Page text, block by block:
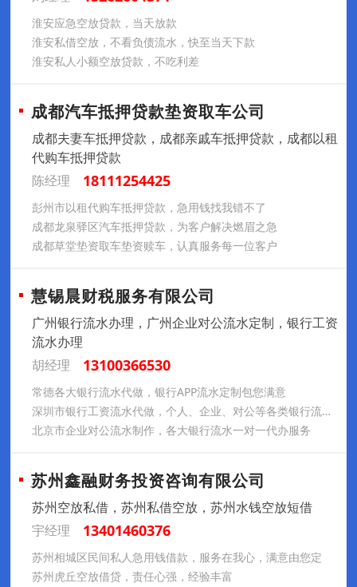
淮安应急空放贷款，当天放款
淮安私借空放，不看负债流水，快至当天下款
淮安私人小额空放贷款，不吃利差
成都汽车抵押贷款垫资取车公司
成都夫妻车抵押贷款，成都亲戚车抵押贷款，成都以租
代购车抵押贷款
陈经理
18111254425
彭州市以租代购车抵押贷款，急用钱找我错不了
成都龙泉驿区汽车抵押贷款，为客户解决燃眉之急
成都草堂垫资取车垫资赎车，认真服务每一位客户
慧锡晨财税服务有限公司
广州银行流水办理，广州企业对公流水定制，银行工资
流水办理
胡经理
13100366530
常德各大银行流水代做，银行APP流水定制包您满意
深圳市银行工资流水代做，个人、企业、对公等各类银行流水定制
北京市企业对公流水制作，各大银行流水一对一代办服务
苏州鑫融财务投资咨询有限公司
苏州空放私借，苏州私借空放，苏州水钱空放短借
宇经理
13401460376
苏州相城区民间私人急用钱借款，服务在我心，满意由您定
苏州虎丘空放借贷，责任心强，经验丰富